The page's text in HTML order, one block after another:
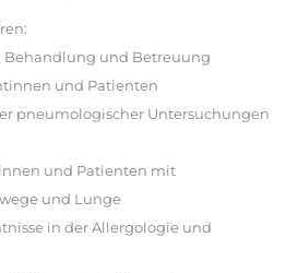
Behandlung und Betreuung
und Patienten
pneumologischer Untersuchungen
und Patienten mit
und Lunge
in der Allergologie und